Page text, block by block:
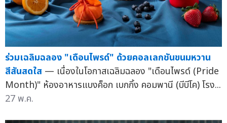
ร่วมเฉลิมฉลอง "เดือนไพรด์" ด้วยคอลเลกชันขนมหวาน
สีสันสดใส — เนื่องในโอกาสเฉลิมฉลอง "เดือนไพรด์ (Pride
Month)" ห้องอาหารแบงค็อก เบกกิ้ง คอมพานี (บีบีโค) โรง...
27 พ.ค.